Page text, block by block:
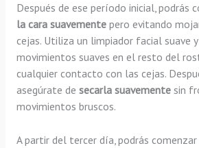
Después de ese período inicial, podrás
la cara suavementepero evitando
cejas. Utiliza un limpiador facial suave
movimientos suaves en el resto del
cualquier contacto con las cejas.
asegúrate de secarla suavementesin
movimientos bruscos.
A partir del tercer día, podrás